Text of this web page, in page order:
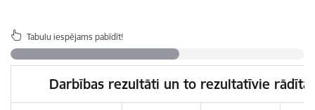
Tabulu iespējams pabīdīt!
Darbības rezultāti un to rezultatīvie